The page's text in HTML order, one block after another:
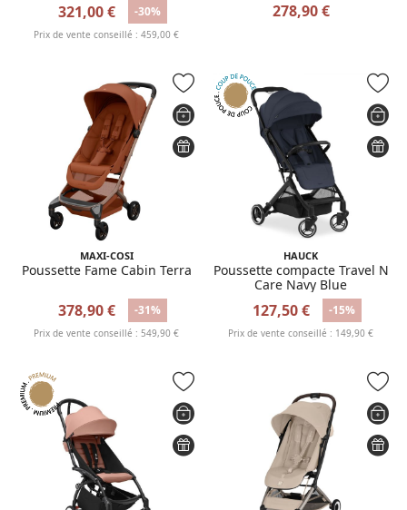
321,00 € -30%
Prix de vente conseillé : 459,00 €
278,90 €
MAXI-COSI
Poussette Fame Cabin Terra
378,90 € -31%
Prix de vente conseillé : 549,90 €
HAUCK
Poussette compacte Travel N
Care Navy Blue
127,50 € -15%
Prix de vente conseillé : 149,90 €